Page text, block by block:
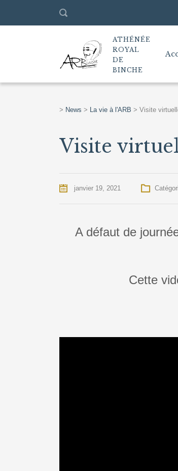
ATHÉNÉE
ROYAL
DE
BINCHE
> News > La vie à l'ARB > Visite
Visite
janvier 19, 2021
A défaut de
Cette